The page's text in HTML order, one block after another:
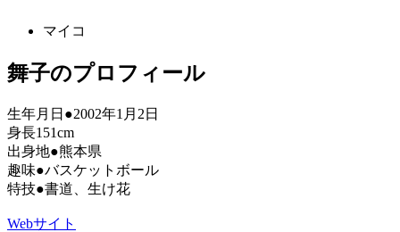
マイコ
舞子のプロフィール
生年月日●2002年1月2日
身長151cm
出身地●熊本県
趣味●バスケットボール
特技●書道、生け花
Webサイト